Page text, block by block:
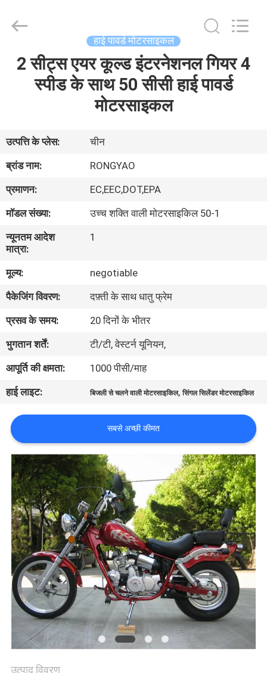
घर
हमारे
बारे
में
कारखाना
भ्रमण
गुणवत्ता
नियंत्रण
संपर्क
करें
एक
उद्धरण
की
विनती
करे
साइटमैप
गोपनीयता
नीति
Vehicle
Co.,Ltd.
हाई पावर्ड मोटरसाइकल
2 सीट्स एयर कूल्ड इंटरनेशनल गियर 4
स्पीड के साथ 50 सीसी हाई पावर्ड
मोटरसाइकल
उत्पत्ति के प्लेस:
चीन
ब्रांड नाम:
RONGYAO
प्रमाणन:
EC,EEC,DOT,EPA
मॉडल संख्या:
उच्च शक्ति वाली मोटरसाइकिल 50-1
न्यूनतम आदेश
मात्रा:
1
मूल्य:
negotiable
पैकेजिंग विवरण:
दफ़्ती के साथ धातु फ्रेम
प्रसव के समय:
20 दिनों के भीतर
भुगतान शर्तें:
टी/टी, वेस्टर्न यूनियन,
आपूर्ति की क्षमता:
1000 पीसी/माह
हाई लाइट:
बिजली से चलने वाली मोटरसाइकिल,सिंगल सिलेंडर मोटरसाइकिल
सबसे अच्छी कीमत
उत्पाद विवरण